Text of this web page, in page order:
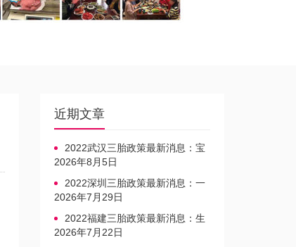
近期文章
2022武汉三胎政策最新消息：宝
宝上户口不再罚款
2026年8月5日
2022深圳三胎政策最新消息：一
文读懂上户口是否罚款
2026年7月29日
2022福建三胎政策最新消息：生
育奖励发放迎新标准
2026年7月22日